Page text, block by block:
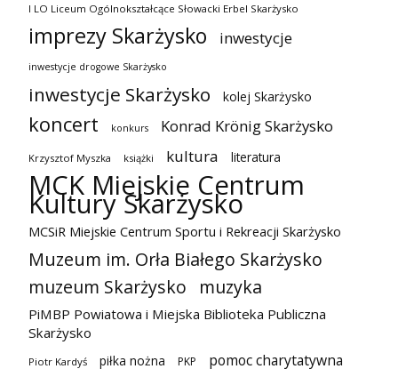
I LO Liceum Ogólnokształcące Słowacki Erbel Skarżysko
imprezy Skarżysko inwestycje
inwestycje drogowe Skarżysko
inwestycje Skarżysko kolej Skarżysko
koncert konkurs Konrad Krönig Skarżysko
Krzysztof Myszka książki kultura literatura
MCK Miejskie Centrum
Kultury Skarżysko
MCSiR Miejskie Centrum Sportu i Rekreacji Skarżysko
Muzeum im. Orła Białego Skarżysko
muzeum Skarżysko
muzyka
PiMBP Powiatowa i Miejska Biblioteka Publiczna
Skarżysko
Piotr Kardyś piłka nożna PKP
pomoc charytatywna